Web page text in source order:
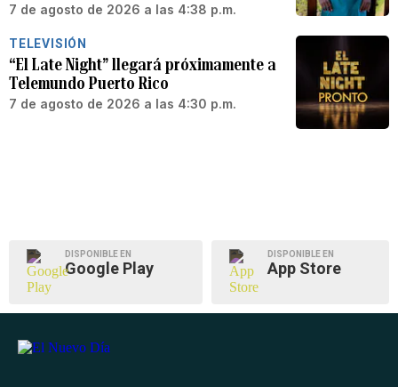
7 de agosto de 2026 a las 4:38 p.m.
TELEVISIÓN
“El Late Night” llegará próximamente a
Telemundo Puerto Rico
7 de agosto de 2026 a las 4:30 p.m.
DISPONIBLE EN
Google Play
DISPONIBLE EN
App Store